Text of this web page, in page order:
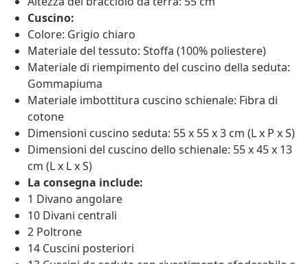
Cuscino:
Colore: Grigio chiaro
Materiale del tessuto: Stoffa (100% poliestere)
Materiale di riempimento del cuscino della seduta:
Gommapiuma
Materiale imbottitura cuscino schienale: Fibra di
cotone
Dimensioni cuscino seduta: 55 x 55 x 3 cm (L x P x S)
Dimensioni del cuscino dello schienale: 55 x 45 x 13
cm (L x L x S)
La consegna include:
1 Divano angolare
10 Divani centrali
2 Poltrone
14 Cuscini posteriori